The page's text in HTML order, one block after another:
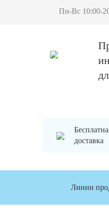
Пн-Вс 10:00-
доставка
Линии